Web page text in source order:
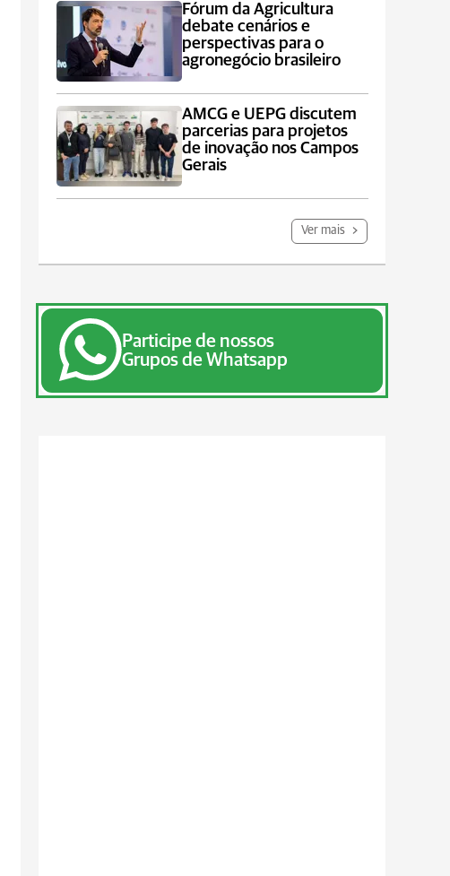
Fórum da Agricultura
debate cenários e
perspectivas para o
agronegócio brasileiro
AMCG e UEPG discutem
parcerias para projetos
de inovação nos Campos
Gerais
Ver mais
Participe de nossos
Grupos de Whatsapp